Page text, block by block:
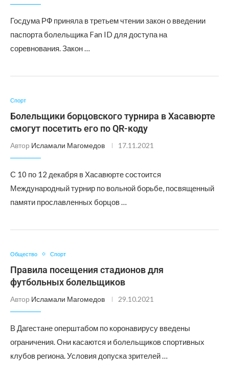
Госдума РФ приняла в третьем чтении закон о введении
паспорта болельщика Fan ID для доступа на
соревнования. Закон …
Спорт
Болельщики борцовского турнира в Хасавюрте
смогут посетить его по QR-коду
Автор Исламали Магомедов 17.11.2021
С 10 по 12 декабря в Хасавюрте состоится
Международный турнир по вольной борьбе, посвященный
памяти прославленных борцов …
Общество Спорт
Правила посещения стадионов для
футбольных болельщиков
Автор Исламали Магомедов 29.10.2021
В Дагестане оперштабом по коронавирусу введены
ограничения. Они касаются и болельщиков спортивных
клубов региона. Условия допуска зрителей …